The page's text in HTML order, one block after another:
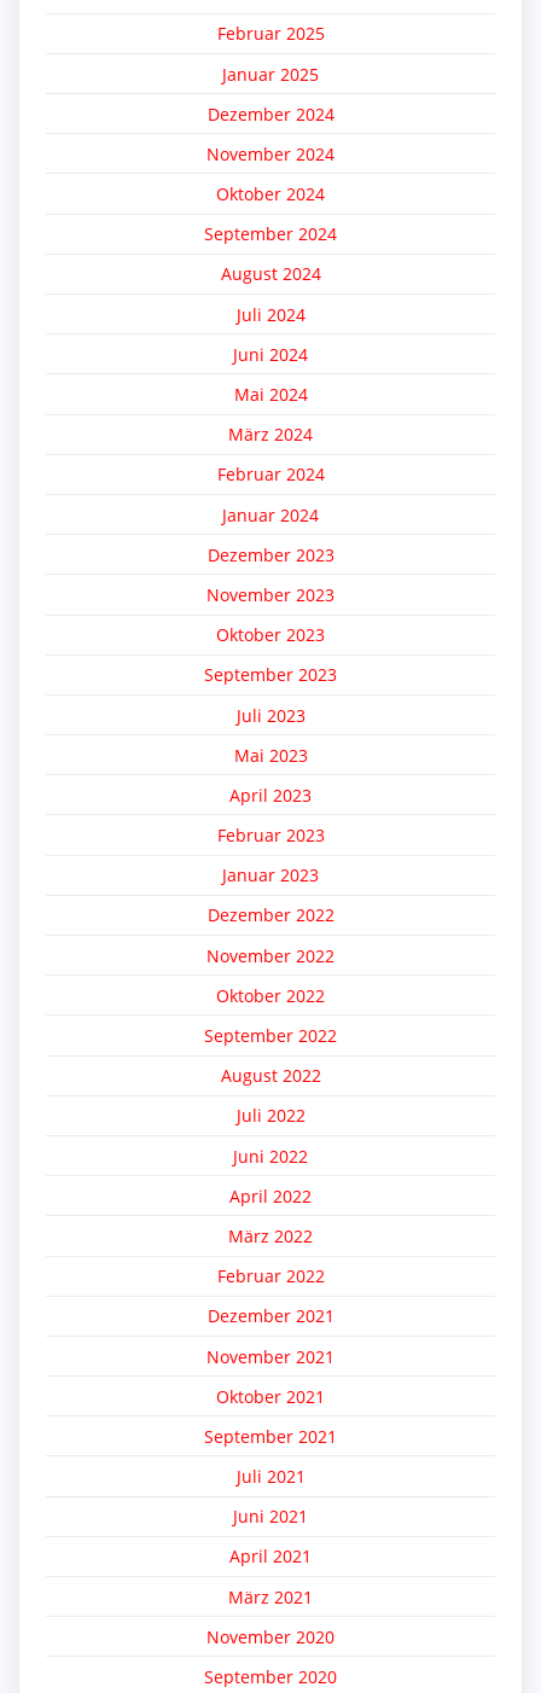
Februar 2025
Januar 2025
Dezember 2024
November 2024
Oktober 2024
September 2024
August 2024
Juli 2024
Juni 2024
Mai 2024
März 2024
Februar 2024
Januar 2024
Dezember 2023
November 2023
Oktober 2023
September 2023
Juli 2023
Mai 2023
April 2023
Februar 2023
Januar 2023
Dezember 2022
November 2022
Oktober 2022
September 2022
August 2022
Juli 2022
Juni 2022
April 2022
März 2022
Februar 2022
Dezember 2021
November 2021
Oktober 2021
September 2021
Juli 2021
Juni 2021
April 2021
März 2021
November 2020
September 2020